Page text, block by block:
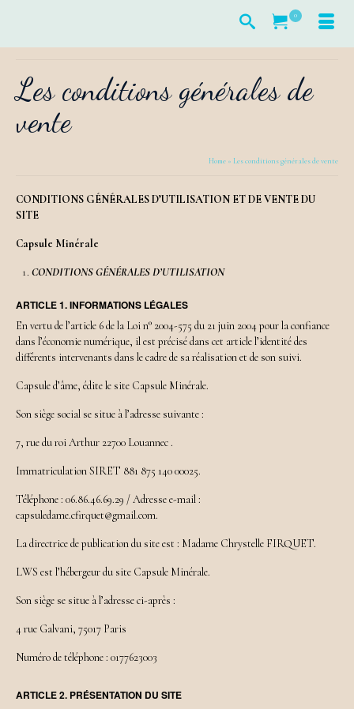
0
Les conditions générales de
vente
Home » Les conditions générales de vente
CONDITIONS GÉNÉRALES D’UTILISATION ET DE VENTEDU
SITE
Capsule Minérale
CONDITIONS GÉNÉRALES D’UTILISATION
ARTICLE 1. INFORMATIONS LÉGALES
En vertu de l’article 6 de la Loi n° 2004-575 du 21 juin 2004 pour la confiance
dans l’économie numérique, il est précisé dans cet article l’identité des
différents intervenants dans le cadre de sa réalisation et de son suivi.
Capsule d’âme, édite le site Capsule Minérale.
Son siège social se situe à l’adresse suivante :
7, rue du roi Arthur 22700 Louannec .
Immatriculation SIRET 881 875 140 00025.
Téléphone : 06.86.46.69.29 / Adresse e-mail :
capsuledame.cfirquet@gmail.com.
La directrice de publication du site est : Madame Chrystelle FIRQUET.
LWS est l’hébergeur du site Capsule Minérale.
Son siège se situe à l’adresse ci-après :
4 rue Galvani, 75017 Paris
Numéro de téléphone : 0177623003
ARTICLE 2. PRÉSENTATION DU SITE